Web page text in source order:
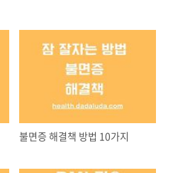
불면증 해결책 방법 10가지